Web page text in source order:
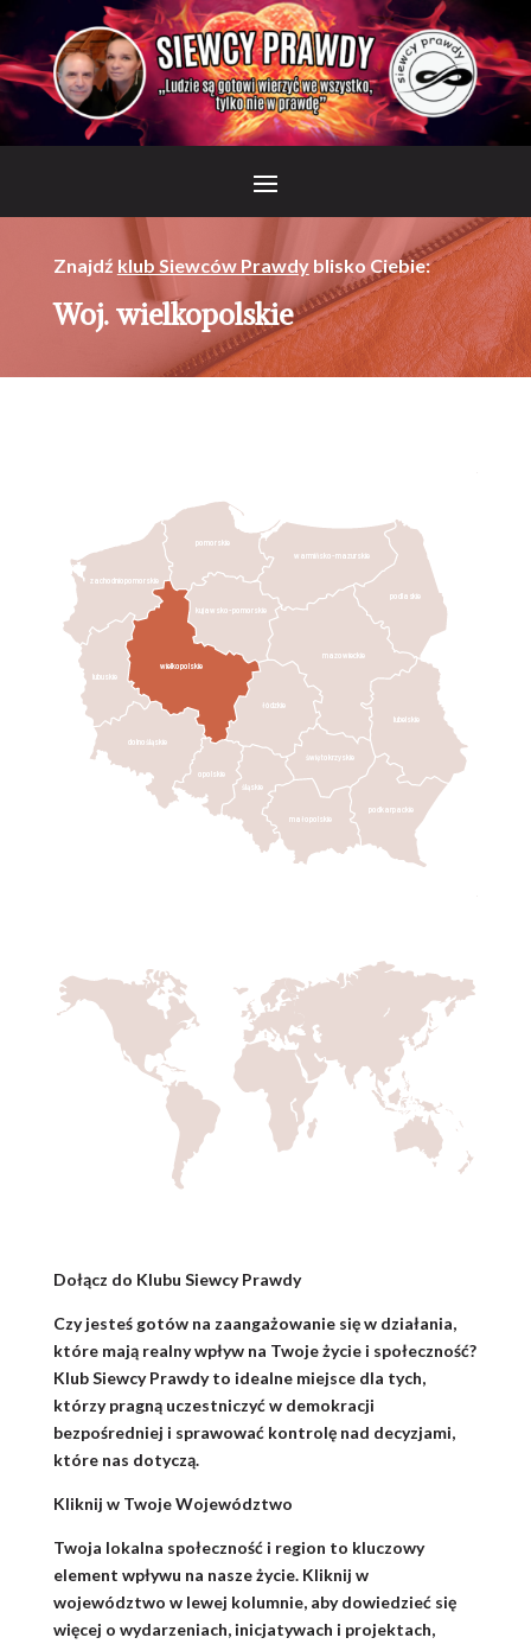
Znajdź klub Siewców Prawdyblisko Ciebie:
Woj. wielkopolskie
zachodniopomorskie
pomorskie
warmińsko-mazurskie
podlaskie
lubuskie
wielkopolskie
kujawsko-pomorskie
łódzkie
mazowieckie
lubelskie
dolnośląskie
opolskie
śląskie
świętokrzyskie
małopolskie
podkarpackie
Dołącz do Klubu Siewcy Prawdy
Czy jesteś gotów na zaangażowanie się w działania,
które mają realny wpływ na Twoje życie i społeczność?
Klub Siewcy Prawdy to idealne miejsce dla tych,
którzy pragną uczestniczyć w demokracji
bezpośredniej i sprawować kontrolę nad decyzjami,
które nas dotyczą.
Kliknij w Twoje Województwo
Twoja lokalna społeczność i region to kluczowy
element wpływu na nasze życie. Kliknij w
województwo w lewej kolumnie, aby dowiedzieć się
więcej o wydarzeniach, inicjatywach i projektach,